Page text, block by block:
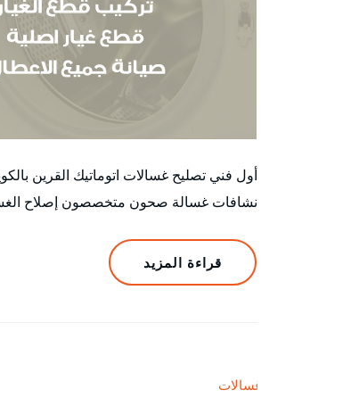
أول فني تصليح غسالات اتوماتيك القرين
نشافات غسالة صحون متخصصون إصلاح
قراءة المزيد
غسالات